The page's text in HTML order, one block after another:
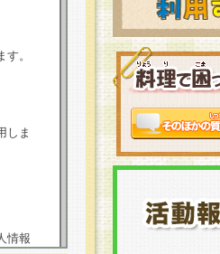
。
しま
情報